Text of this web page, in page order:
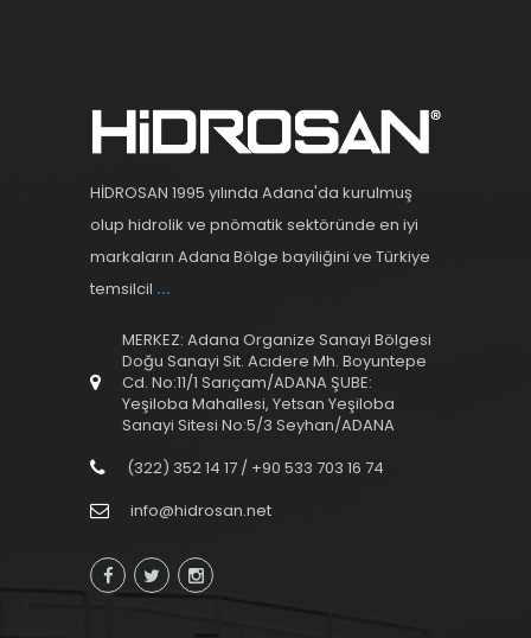
HİDROSAN 1995 yılında Adana'da kurulmuş
olup hidrolik ve pnömatik sektöründe en iyi
markaların Adana Bölge bayiliğini ve Türkiye
temsilcil ...
MERKEZ: Adana Organize Sanayi Bölgesi
Doğu Sanayi Sit. Acıdere Mh. Boyuntepe
Cd. No:11/1 Sarıçam/ADANA ŞUBE:
Yeşiloba Mahallesi, Yetsan Yeşiloba
Sanayi Sitesi No:5/3 Seyhan/ADANA
(322) 352 14 17 / +90 533 703 16 74
info@hidrosan.net